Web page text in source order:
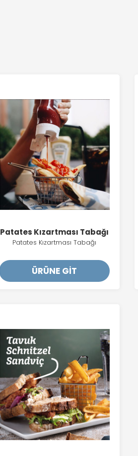
Patates Kızartması Tabağı
Patates Kızartması Tabağı
ÜRÜNE GİT